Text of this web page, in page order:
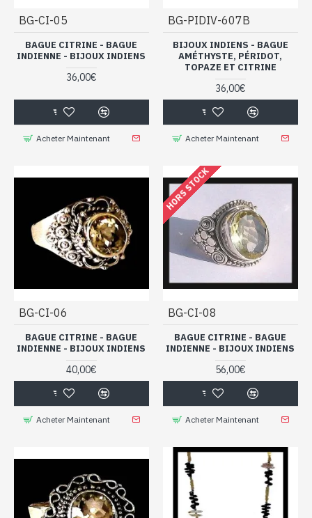
BG-CI-05
BAGUE CITRINE - BAGUE
INDIENNE - BIJOUX INDIENS
36,00€
Acheter Maintenant
BG-PIDIV-607B
BIJOUX INDIENS - BAGUE
AMÉTHYSTE, PÉRIDOT,
TOPAZE ET CITRINE
36,00€
Acheter Maintenant
BG-CI-06
BAGUE CITRINE - BAGUE
INDIENNE - BIJOUX INDIENS
40,00€
Acheter Maintenant
HORS STOCK
BG-CI-08
BAGUE CITRINE - BAGUE
INDIENNE - BIJOUX INDIENS
56,00€
Acheter Maintenant